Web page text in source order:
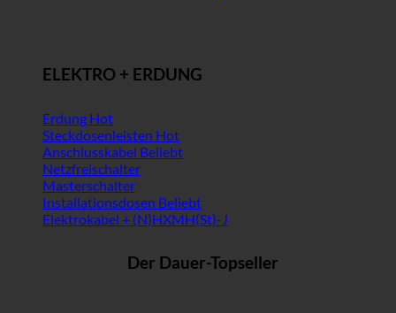
ELEKTRO + ERDUNG
Erdung
Steckdosenleisten
Anschlusskabel
Netzfreischalter
Masterschalter
Installationsdosen
Elektrokabel + (N)HXMH(St)-J
Der Dauer-Topseller